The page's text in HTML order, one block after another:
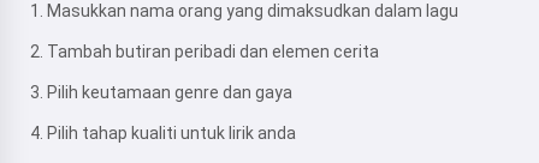
Masukkan nama orang yang dimaksudkan dalam lagu
Tambah butiran peribadi dan elemen cerita
Pilih keutamaan genre dan gaya
Pilih tahap kualiti untuk lirik anda